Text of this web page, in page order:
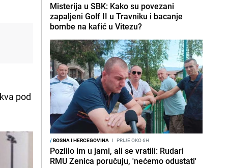
pod
Misterija u SBK: Kako su povezani
zapaljeni Golf II u Travniku i bacanje
bombe na kafić u Vitezu?
/BOSNA I HERCEGOVINA I PRIJE OKO 6H
Pozlilo im u jami, ali se vratili: Rudari
RMU Zenica poručuju, 'nećemo odustati'